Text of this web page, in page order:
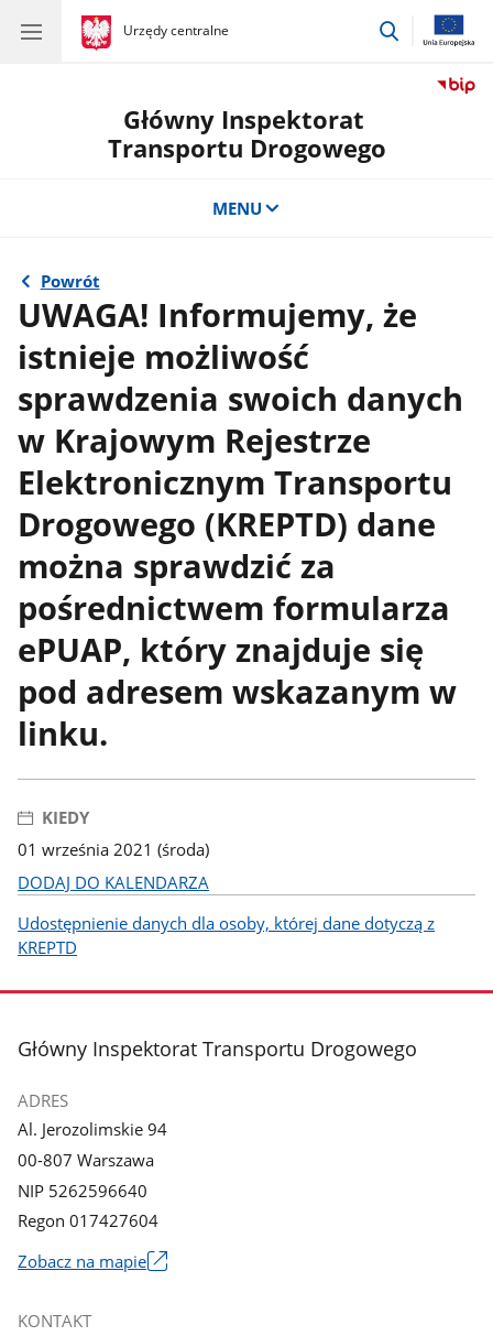
gov.pl
Urzędy centralne
gov.pl
Urzędy
przejdź
Główny Inspektorat
Transportu Drogowego
MENU
Powrót
UWAGA! Informujemy, że
istnieje możliwość
sprawdzenia swoich danych
w Krajowym Rejestrze
Elektronicznym Transportu
Drogowego (KREPTD) dane
można sprawdzić za
pośrednictwem formularza
ePUAP, który znajduje się
pod adresem wskazanym w
linku.
KIEDY
01 września 2021 (środa)
DODAJ DO KALENDARZA
Udostępnienie danych dla osoby, której dane dotyczą z
KREPTD
stopka
Główny Inspektorat Transportu Drogowego
ADRES
Al. Jerozolimskie 94
00-807 Warszawa
NIP 5262596640
Regon 017427604
Zobacz na mapie
KONTAKT